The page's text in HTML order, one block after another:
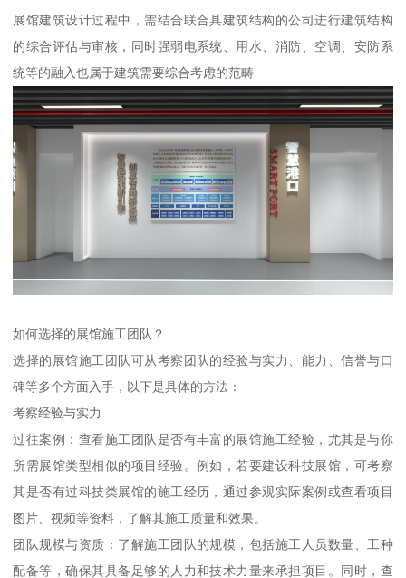
展馆建筑设计过程中，需结合联合具建筑结构的公司进行建筑结构
的综合评估与审核，同时强弱电系统、用水、消防、空调、安防系
统等的融入也属于建筑需要综合考虑的范畴
如何选择的展馆施工团队？
选择的展馆施工团队可从考察团队的经验与实力、能力、信誉与口
碑等多个方面入手，以下是具体的方法：
考察经验与实力
过往案例：查看施工团队是否有丰富的展馆施工经验，尤其是与你
所需展馆类型相似的项目经验。例如，若要建设科技展馆，可考察
其是否有过科技类展馆的施工经历，通过参观实际案例或查看项目
图片、视频等资料，了解其施工质量和效果。
团队规模与资质：了解施工团队的规模，包括施工人员数量、工种
配备等，确保其具备足够的人力和技术力量来承担项目。同时，查